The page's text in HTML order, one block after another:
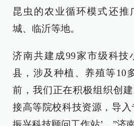
昆虫的农业循环模式还推
城、临沂等地。
济南共建成99家市级科技
县，涉及种植、养殖等10
前，我们正在积极组织创
接高等院校科技资源，导入